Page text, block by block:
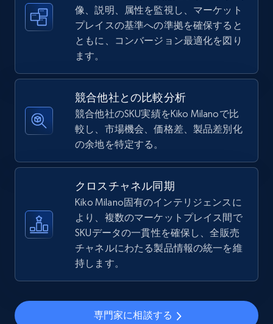
URL, Title, Available, Description, Currency, Initial
price, Final price, Discount percent, and more.
TikTok Shop - discover records by shop url
URL, Title, Available, Description, Currency, Initial
price, Final price, Discount percent, and more.
今すぐ始める
Amazon sellers info
Seller id, URL, Seller name, Description, Detailed
info, Stars, Feedbacks, Return policy, and more.
2.5K+ 378+ 今すぐ始める
像、説明、属性を監視し、マーケット
プレイスの基準への準拠を確保すると
ともに、コンバージョン最適化を図り
ます。
競合他社との比較分析
競合他社のSKU実績をKiko Milanoで比
較し、市場機会、価格差、製品差別化
の余地を特定する。
クロスチャネル同期
Kiko Milano固有のインテリジェンスに
より、複数のマーケットプレイス間で
SKUデータの一貫性を確保し、全販売
チャネルにわたる製品情報の統一を維
持します。
専門家に相談する